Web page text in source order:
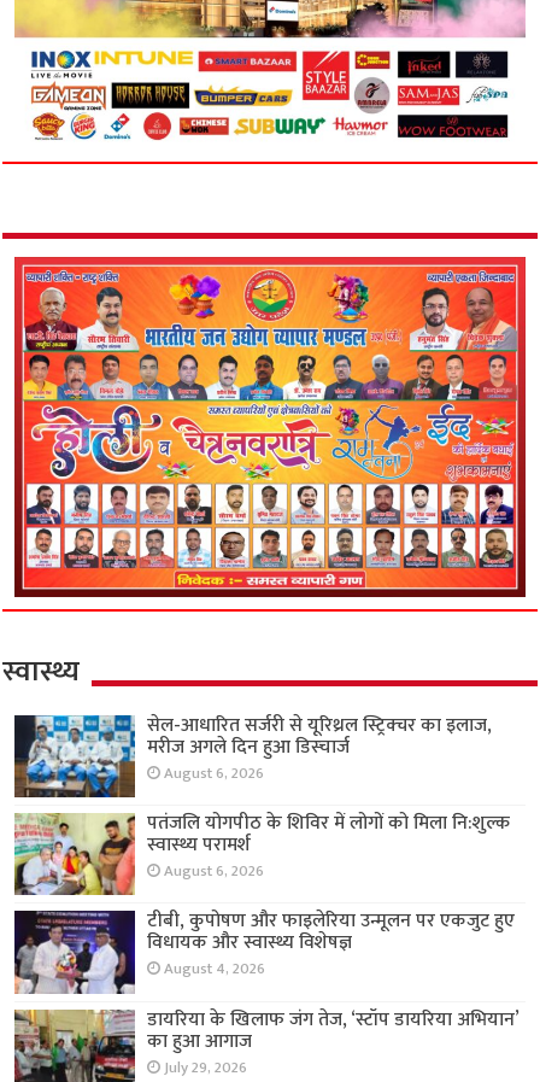
स्वास्थ्य
सेल-आधारित सर्जरी से यूरिथ्रल स्ट्रिक्चर का इलाज,
मरीज अगले दिन हुआ डिस्चार्ज
August 6, 2026
पतंजलि योगपीठ के शिविर में लोगों को मिला नि:शुल्क
स्वास्थ्य परामर्श
August 6, 2026
टीबी, कुपोषण और फाइलेरिया उन्मूलन पर एकजुट हुए
विधायक और स्वास्थ्य विशेषज्ञ
August 4, 2026
डायरिया के खिलाफ जंग तेज, ‘स्टॉप डायरिया अभियान’
का हुआ आगाज
July 29, 2026